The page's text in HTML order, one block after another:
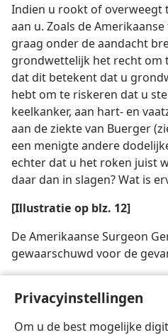
Privacyinstellingen
Om u de best mogelijke
Indien u rookt of overweegt
aan u. Zoals de
graag onder de aandacht
grondwettelijk het recht om
dat dit betekent dat u
hebt om te riskeren dat u
keelkanker, aan hart- en
aan de ziekte van Buerger
een menigte andere
echter dat u het roken juist
daar dan in slagen? Wat is
[Illustratie op blz. 12]
De Amerikaanse Surgeon
gewaarschuwd voor de
Public Health Service photo